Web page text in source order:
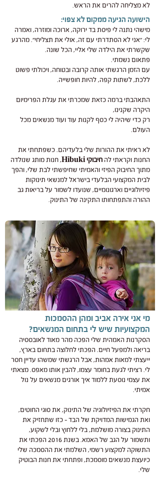
לא מצליחה להרים את הראש.
הישועה הגיעה ממקום לא צפוי:
מישהי נתנה לי פיסת בד ירוקה, ארוכה ומוזרה, ואמרה
לי: "אני לא הסתדרתי עם זה, אולי את תצליחי". מהרגע
שקשרתי את הילדה שלי אליי, הכל שונה.
פתאום נשמתי.
עם הזמן הרגשתי אותה קרובה ובטוחה, ויכולתי פשוט
ללכת, לשתות קפה, להיות חופשייה.
התאהבתי ברמה כזאת שמכרתי את עגלת הפרימיום
היקרה שקנינו,
רק כדי שיהיה לי כסף לקנות עוד ועוד מנשאים מכל
העולם.
לא ראיתי את ההורות שלי בלעדיהם. כשפתחתי את
החנות וקראתי לה חיבוקי Hibuki
, חנות מותג שנולדה
מתוך החיבוק הפיזי והאמיתי שחיפשתי לבת שלי, והפך
לבית המקצועי הבלעדי בישראל למנשאי תינוקות
פיזיולוגיים וארגונומיים, שנועדו לשמור על בריאות גב
ההורה והתפתחותו התקינה של התינוק.
מי אני אירה אביב ומהן ההסמכות
המקצועיות שיש לי בתחום המנשאים?
הסקרנות האמהית שלי הפכה מהר מאוד לאובססיה
בריאה ולמפעל חיים. הפכתי לחלוצה בתחום בארץ,
ייעצתי למאות אמהות, אבל הרגשתי שמשהו עדיין חסר
לי. רציתי לגעת בחומר עצמו, להבין אותו מאפס. מצאתי
את עצמי נוסעת ללמוד איך אורגים מנשאים על נול
אמיתי.
חקרתי את הפיזיולוגיה של התינוק, את סוגי החוטים,
ואת הגמישות המדויקת של הבד – כזו שתחזיק את
התינוק בצורה מושלמת, בלי ללחוץ ובלי לשקוע,
ותשמור על הגב של האמא. בשנת 2016 הפכתי את
התשוקה למקצוע רשמי, השלמתי את ההסמכה שלי
כיועצת מנשאים מוסמכת, ופתחתי את חנות הבוטיק
שלי.